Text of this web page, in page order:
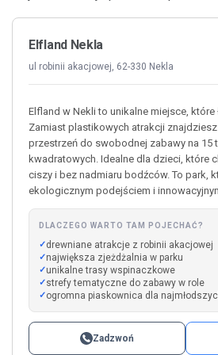
Elfland Nekla
ul robinii akacjowej, 62-330 Nekla
Elfland w Nekli to unikalne miejsce, które
Zamiast plastikowych atrakcji
przestrzeń do swobodnej zabawy na 15
kwadratowych. Idealne dla dzieci, które
ciszy i bez nadmiaru bodźców. To park,
ekologicznym podejściem i
DLACZEGO WARTO TAM POJECHAĆ?
drewniane atrakcje z robinii akacjowej
największa zjeżdżalnia w parku
unikalne trasy wspinaczkowe
strefy tematyczne do zabawy w role
ogromna piaskownica dla
Zadzwoń